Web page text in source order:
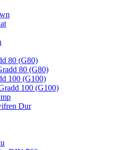
80 (G80)
80 (G80)
100 (G100)
100 (G100)
Dur